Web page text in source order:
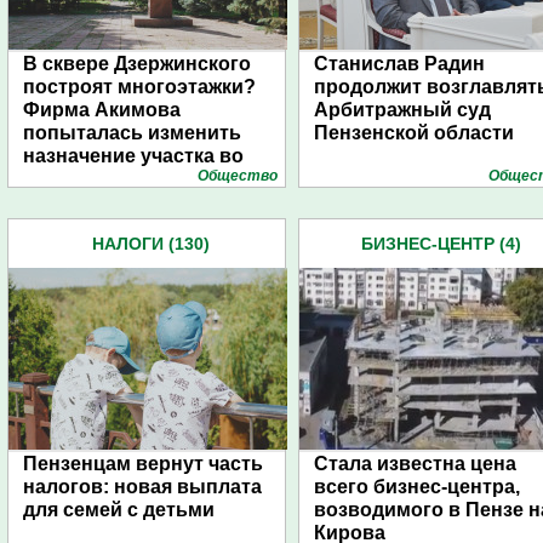
В сквере Дзержинского
построят многоэтажки?
Фирма Акимова
попыталась изменить
назначение участка во
Общество
Станислав Радин
продолжит
Арбитражный суд
Пензенской области
НАЛОГИ (130)
Пензенцам вернут часть
налогов: новая выплата
для семей с детьми
БИЗНЕС-ЦЕНТР (4)
Стала известна цена
всего бизнес-центра,
возводимого в Пензе
Кирова